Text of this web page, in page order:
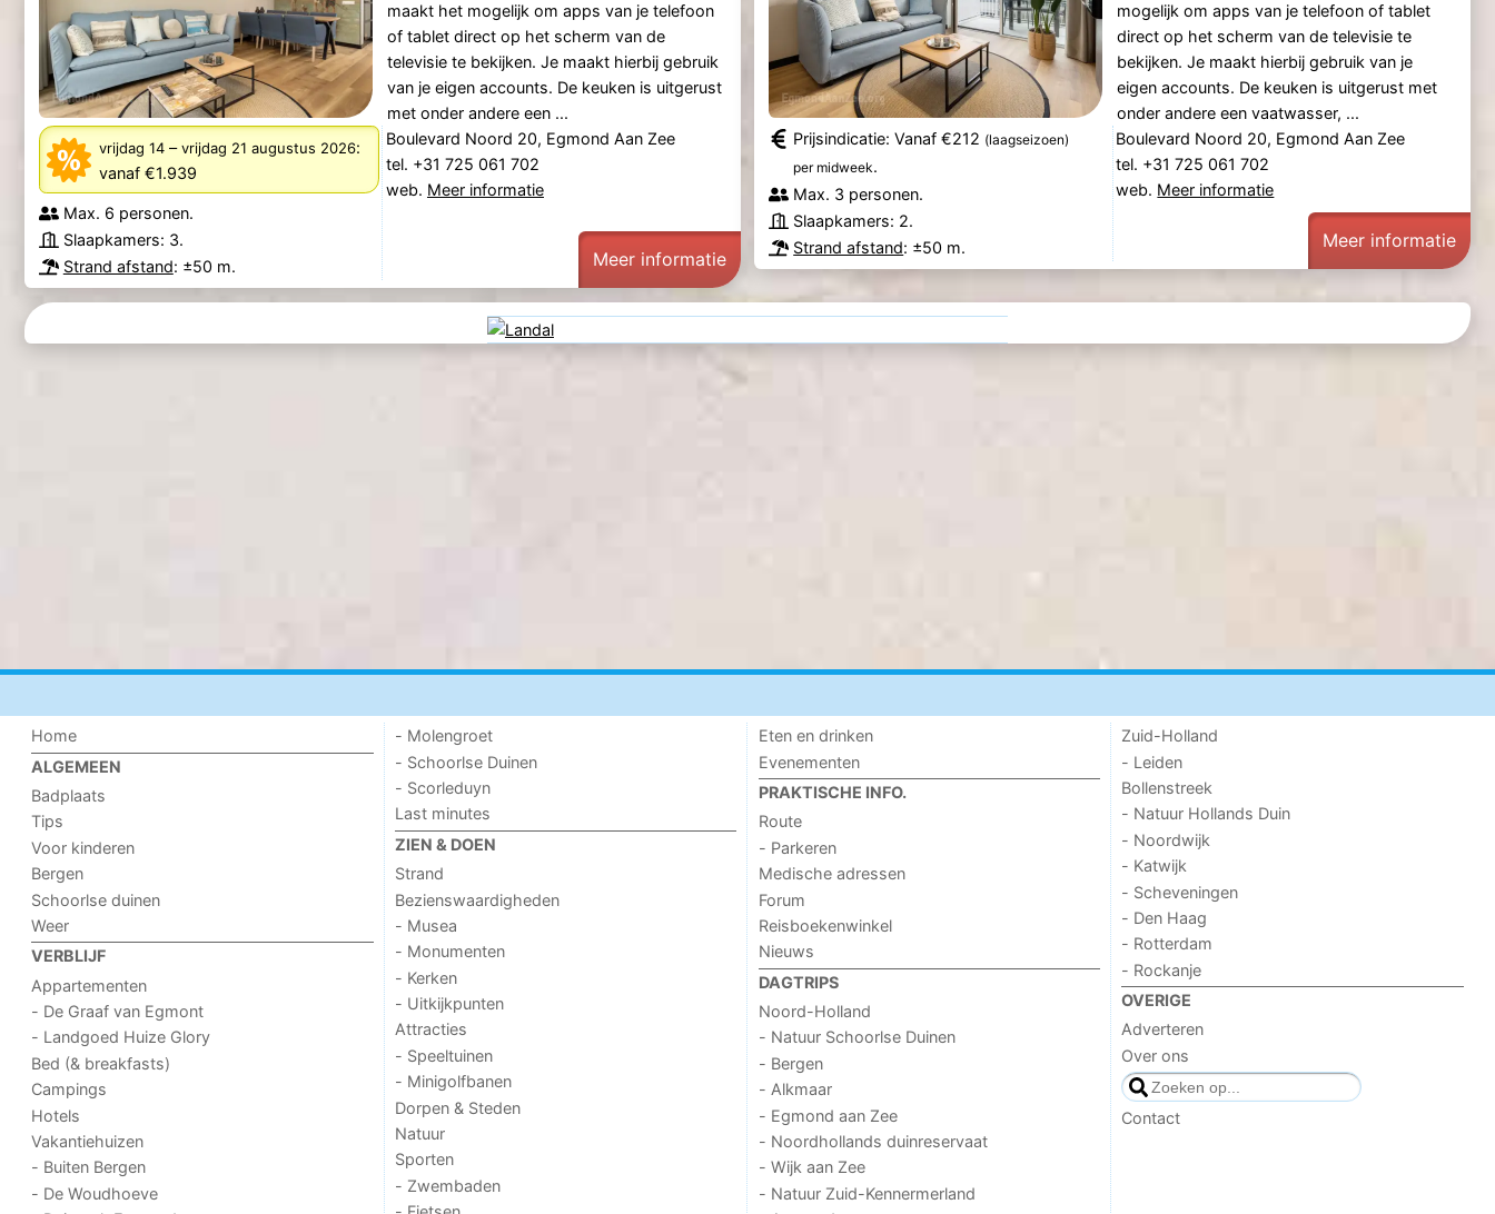
maakt het mogelijk om apps van je telefoon
of tablet direct op het scherm van de
televisie te bekijken. Je maakt hierbij gebruik
van je eigen accounts. De keuken is uitgerust
met onder andere een ...
vrijdag 14–vrijdag 21 augustus 2026:
vanaf €1.939
Max. 6 personen.
Slaapkamers: 3.
Strand afstand: ±50 m.
Boulevard Noord 20, Egmond Aan Zee
tel. +31 725 061 702
web. Meer informatie
Meer informatie
mogelijk om apps van je telefoon of tablet
direct op het scherm van de televisie te
bekijken. Je maakt hierbij gebruik van je
eigen accounts. De keuken is uitgerust met
onder andere een vaatwasser, ...
Prijsindicatie: Vanaf €212 (laagseizoen)
per midweek.
Max. 3 personen.
Slaapkamers: 2.
Strand afstand: ±50 m.
Boulevard Noord 20, Egmond Aan Zee
tel. +31 725 061 702
web. Meer informatie
Meer informatie
Home
ALGEMEEN
Badplaats
Tips
Voor kinderen
Bergen
Schoorlse duinen
Weer
VERBLIJF
Appartementen
- De Graaf van Egmont
- Landgoed Huize Glory
Bed (& breakfasts)
Campings
Hotels
Vakantiehuizen
- Buiten Bergen
- De Woudhoeve
- Molengroet
- Schoorlse Duinen
- Scorleduyn
Last minutes
ZIEN & DOEN
Strand
Bezienswaardigheden
- Musea
- Monumenten
- Kerken
- Uitkijkpunten
Attracties
- Speeltuinen
- Minigolfbanen
Dorpen & Steden
Natuur
Sporten
- Zwembaden
Eten en drinken
Evenementen
PRAKTISCHE INFO.
Route
- Parkeren
Medische adressen
Forum
Reisboekenwinkel
Nieuws
DAGTRIPS
Noord-Holland
- Natuur Schoorlse Duinen
- Bergen
- Alkmaar
- Egmond aan Zee
- Noordhollands duinreservaat
- Wijk aan Zee
- Natuur Zuid-Kennermerland
Zuid-Holland
- Leiden
Bollenstreek
- Natuur Hollands Duin
- Noordwijk
- Katwijk
- Scheveningen
- Den Haag
- Rotterdam
- Rockanje
OVERIGE
Adverteren
Over ons
Contact